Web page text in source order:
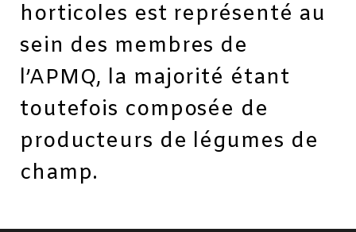
horticoles est représenté au
sein des membres de
l’APMQ, la majorité étant
toutefois composée de
producteurs de légumes de
champ.